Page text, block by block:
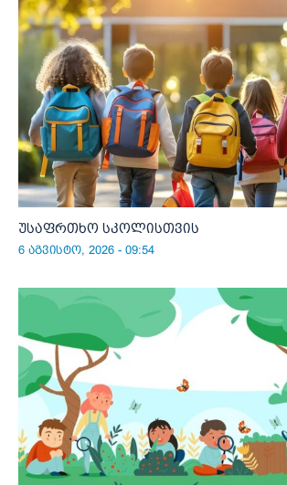
უსაფრთხო სკოლისთვის
6 აგვისტო, 2026 - 09:54